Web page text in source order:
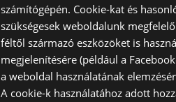
számítógépén. Cookie-kat és
szükségesek weboldalunk
féltől származó eszközöket is
megjelenítésére (például a
a weboldal használatának
A cookie-k használatához adott